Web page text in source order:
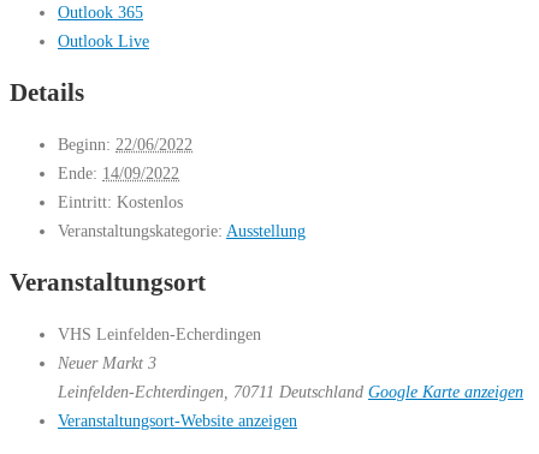
Outlook 365
Outlook Live
Details
Beginn: 22/06/2022
Ende: 14/09/2022
Eintritt: Kostenlos
Veranstaltungskategorie: Ausstellung
Veranstaltungsort
VHS Leinfelden-Echerdingen
Neuer Markt 3
Leinfelden-Echterdingen 70711 Deutschland Google Karte anzeigen
Veranstaltungsort-Website anzeigen